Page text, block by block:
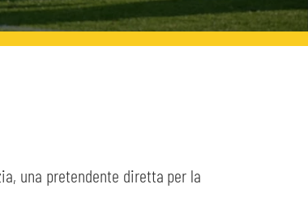
una pretendente diretta per la